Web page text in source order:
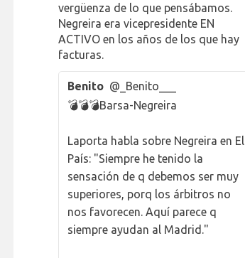
vergüenza de lo que pensábamos.
Negreira era vicepresidente EN
ACTIVO en los años de los que hay
facturas.
Benito @_Benito___
💣💣💣Barsa-Negreira
Laporta habla sobre Negreira en El
País: "Siempre he tenido la
sensación de q debemos ser muy
superiores, porq los árbitros no
nos favorecen. Aquí parece q
siempre ayudan al Madrid."